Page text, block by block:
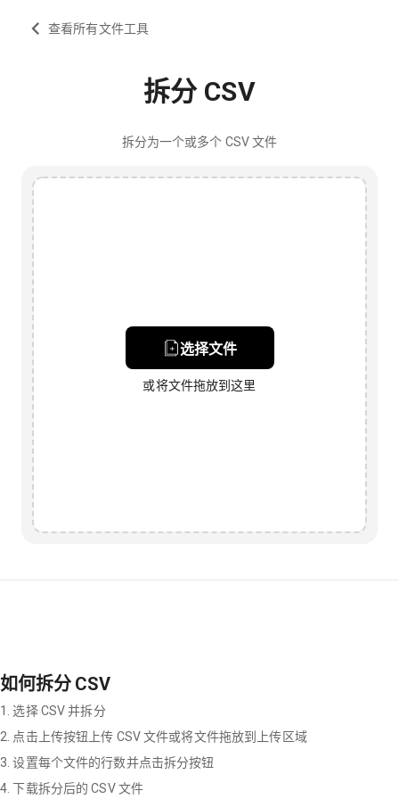
查看所有文件工具
拆分 CSV
拆分为一个或多个 CSV 文件
选择文件
或将文件拖放到这里
如何拆分 CSV
1. 选择 CSV 并拆分
2. 点击上传按钮上传 CSV 文件或将文件拖放到上传区域
3. 设置每个文件的行数并点击拆分按钮
4. 下载拆分后的 CSV 文件